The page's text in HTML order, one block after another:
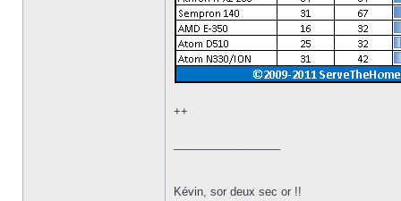
++
Kévin, sor deux sec or !!